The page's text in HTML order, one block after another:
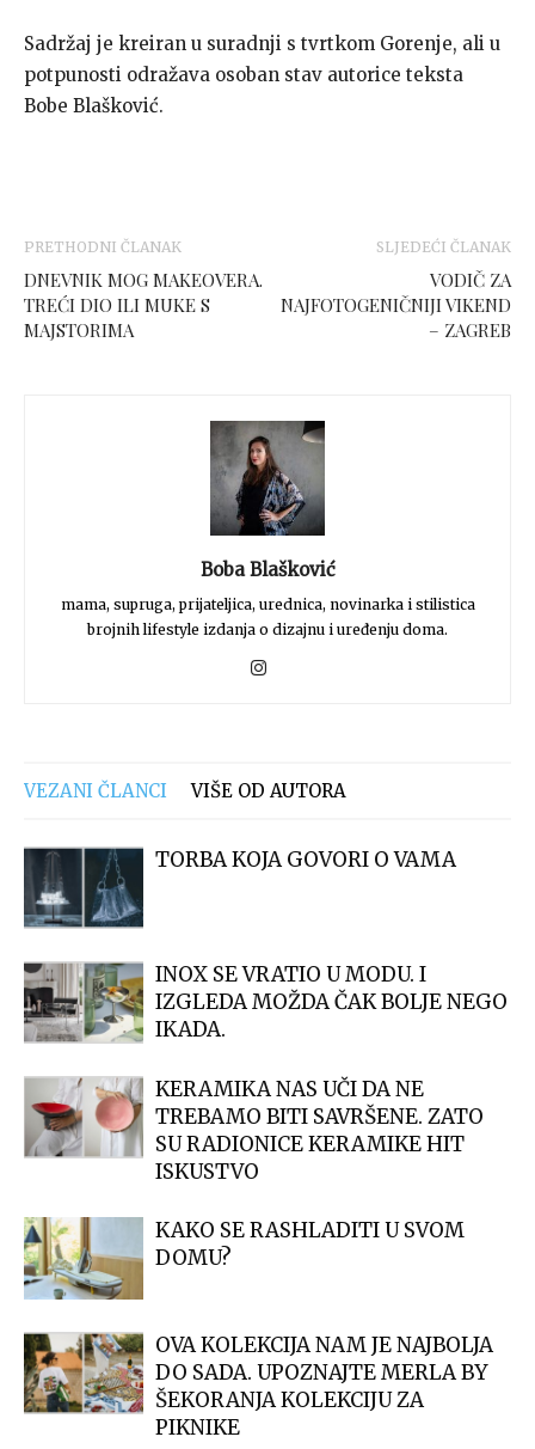
Sadržaj je kreiran u suradnji s tvrtkom Gorenje, ali u
potpunosti odražava osoban stav autorice teksta
Bobe Blašković.
PRETHODNI ČLANAK
DNEVNIK MOG MAKEOVERA.
TREĆI DIO ILI MUKE S
MAJSTORIMA
SLJEDEĆI ČLANAK
VODIČ ZA
NAJFOTOGENIČNIJI VIKEND
– ZAGREB
Boba Blašković
mama, supruga, prijateljica, urednica, novinarka i stilistica
brojnih lifestyle izdanja o dizajnu i uređenju doma.
VEZANI ČLANCI VIŠE OD AUTORA
TORBA KOJA GOVORI O VAMA
INOX SE VRATIO U MODU. I
IZGLEDA MOŽDA ČAK BOLJE NEGO
IKADA.
KERAMIKA NAS UČI DA NE
TREBAMO BITI SAVRŠENE. ZATO
SU RADIONICE KERAMIKE HIT
ISKUSTVO
KAKO SE RASHLADITI U SVOM
DOMU?
OVA KOLEKCIJA NAM JE NAJBOLJA
DO SADA. UPOZNAJTE MERLA BY
ŠEKORANJA KOLEKCIJU ZA
PIKNIKE